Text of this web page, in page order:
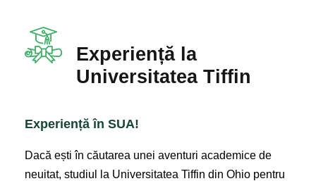
Experiență la
Universitatea Tiffin
Experiență în SUA!
Dacă ești în căutarea unei aventuri academice de
neuitat, studiul la Universitatea Tiffin din Ohio pentru